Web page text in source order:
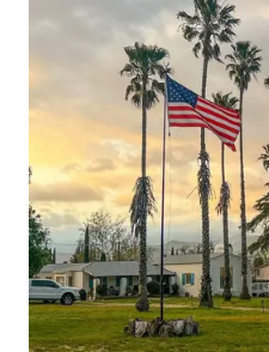
éclairage théâtral de qualité
de sièges, de grands écrans
un plan d'étage ouvert
les repas ou le d